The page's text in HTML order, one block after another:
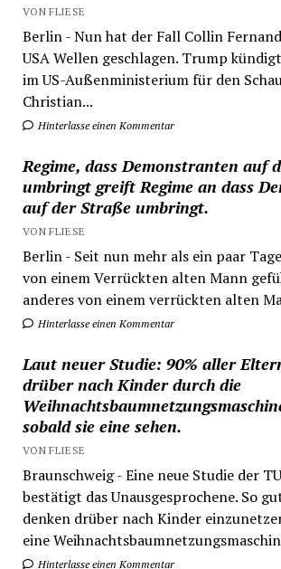
VON FLIESE
Berlin - Nun hat der Fall Collin
USA Wellen geschlagen. Trump
im US-Außenministerium für den
Christian...
Hinterlasse einen Kommentar
Regime, dass Demonstranten auf
umbringt greift Regime an dass
auf der Straße umbringt.
VON FLIESE
Berlin - Seit nun mehr als ein paar
von einem Verrückten alten Mann
anderes von einem verrückten alten
Hinterlasse einen Kommentar
Laut neuer Studie: 90% aller
drüber nach Kinder durch die
sobald sie eine sehen.
VON FLIESE
Braunschweig - Eine neue Studie der
bestätigt das Unausgesprochene. So
denken drüber nach Kinder
eine
Hinterlasse einen Kommentar